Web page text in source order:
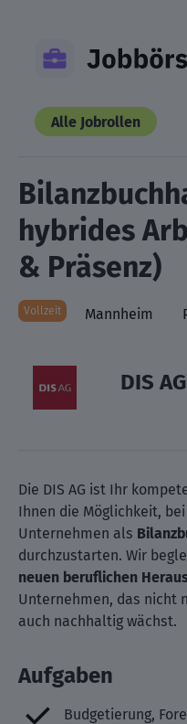
content
Alle Jobrollen
hybrides
& Präsenz)
Vollzeit Mannheim
DIS
Die DIS AG ist Ihr
Ihnen die Möglichkeit,
Unternehmen als
durchzustarten. Wir
neuen beruflichen
Unternehmen, das nicht
auch nachhaltig wächst.
Aufgaben
Budgetierung,